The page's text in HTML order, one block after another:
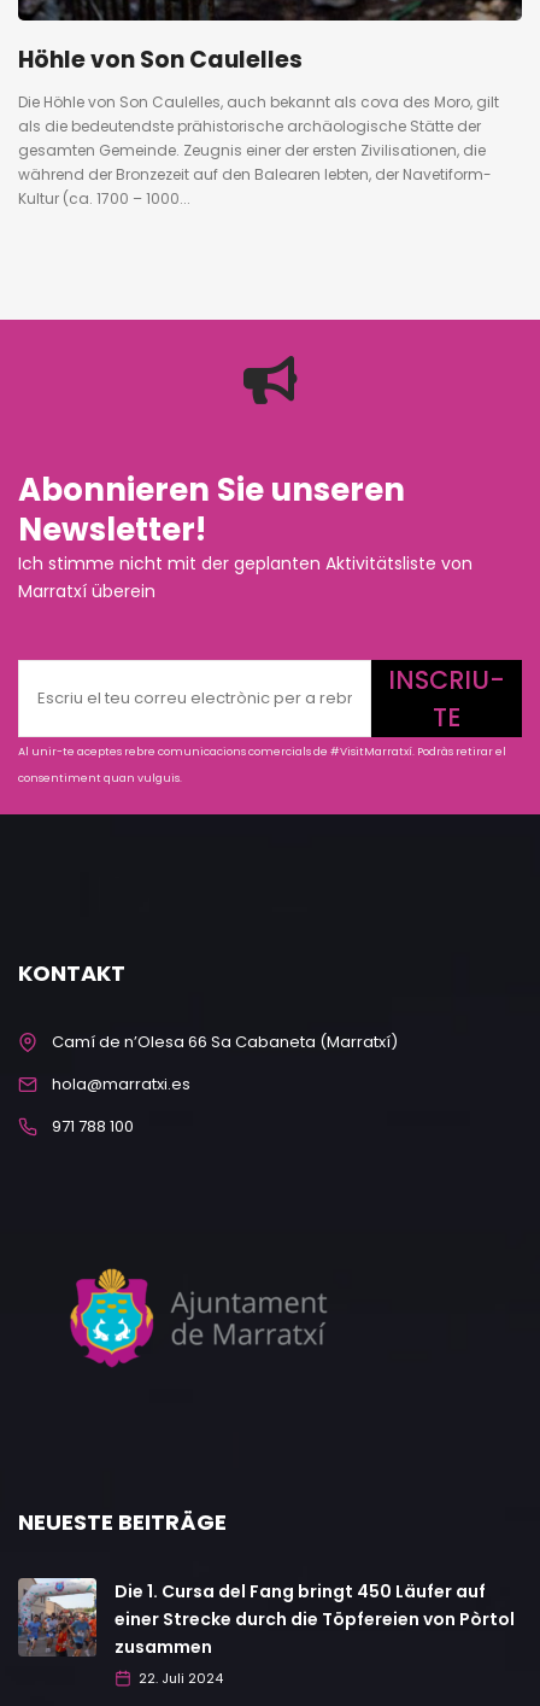
Höhle von Son Caulelles
Die Höhle von Son Caulelles, auch bekannt als cova des Moro, gilt
als die bedeutendste prähistorische archäologische Stätte der
gesamten Gemeinde. Zeugnis einer der ersten Zivilisationen, die
während der Bronzezeit auf den Balearen lebten, der Navetiform-
Kultur (ca. 1700 – 1000...
Abonnieren Sie unseren
Newsletter!
Ich stimme nicht mit der geplanten Aktivitätsliste von
Marratxí überein
INSCRIU-
TE
Al unir-te aceptes rebre comunicacions comercials de #VisitMarratxí. Podràs retirar el
consentiment quan vulguis.
KONTAKT
Camí de n’Olesa 66 Sa Cabaneta (Marratxí)
hola@marratxi.es
971 788 100
NEUESTE BEITRÄGE
Die 1. Cursa del Fang bringt 450 Läufer auf
einer Strecke durch die Töpfereien von Pòrtol
zusammen
22. Juli 2024